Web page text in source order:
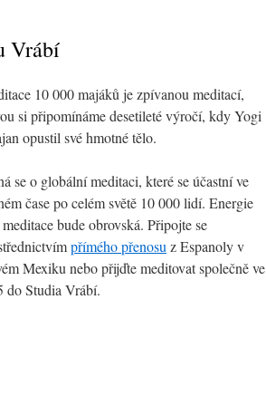
Vrábí
10 000 majáků je zpívanou meditací,
si připomínáme desetileté výročí, kdy Yogi
opustil své hmotné tělo.
se o globální meditaci, které se účastní ve
čase po celém světě 10 000 lidí. Energie
bude obrovská. Připojte se
přímého přenosu z Espanoly v
Mexiku nebo přijďte meditovat společně ve
do Studia Vrábí.